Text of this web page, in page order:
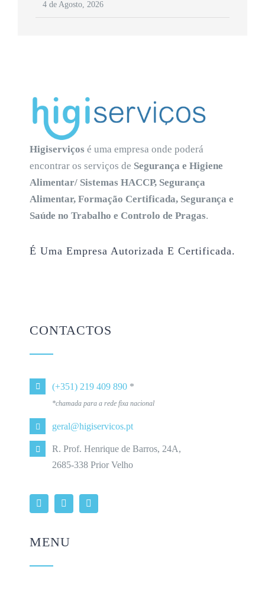
4 de Agosto, 2026
Higiserviços é uma empresa onde poderá
encontrar os serviços de Segurança e Higiene
Alimentar/ Sistemas HACCP, Segurança
Alimentar, Formação Certificada, Segurança e
Saúde no Trabalho e Controlo de Pragas.
É Uma Empresa Autorizada E Certificada.
CONTACTOS
(+351) 219 409 890 *
*chamada para a rede fixa nacional
geral@higiservicos.pt
R. Prof. Henrique de Barros, 24A,
2685-338 Prior Velho
MENU